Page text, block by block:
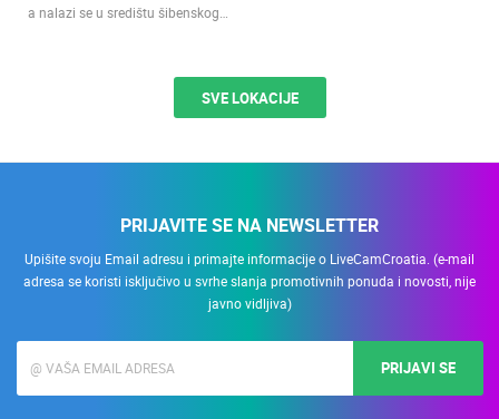
a nalazi se u središtu šibenskog…
SVE LOKACIJE
PRIJAVITE SE NA NEWSLETTER
Upišite svoju Email adresu i primajte informacije o LiveCamCroatia. (e-mail
adresa se koristi isključivo u svrhe slanja promotivnih ponuda i novosti, nije
javno vidljiva)
PRIJAVI SE